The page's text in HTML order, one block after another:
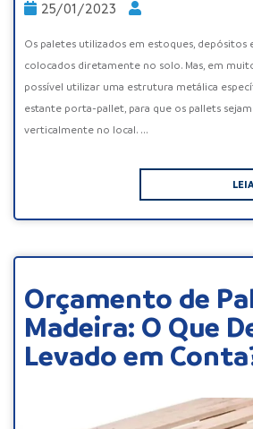
25/01/2023
Os paletes utilizados em estoques, depósitos
colocados diretamente no solo. Mas, em
possível utilizar uma estrutura metálica
estante porta-pallet, para que os pallets
verticalmente no local. ...
Orçamento de
Madeira: O Que
Levado em